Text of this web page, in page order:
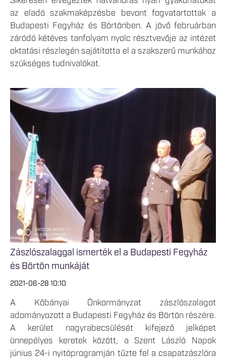
az eladó szakmaképzésbe bevont fogvatartottak a
Budapesti Fegyház és Börtönben. A jövő februárban
záródó kétéves tanfolyam nyolc résztvevője az intézet
oktatási részlegén sajátította el a szakszerű munkához
szükséges tudnivalókat.
Zászlószalaggal ismerték el a Budapesti Fegyház
és Börtön munkáját
2021-06-28 10:10
A Kőbányai Önkormányzat zászlószalagot
adományozott a Budapesti Fegyház és Börtön részére.
A kerület nagyrabecsülését kifejező jelképet
ünnepélyes keretek között, a Szent László Napok
június 24-i nyitóprogramján tűzte fel a csapatzászlóra